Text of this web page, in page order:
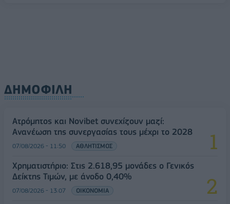
ΔΗΜΟΦΙΛΗ
Ατρόμητος και Novibet συνεχίζουν μαζί:
Ανανέωση της συνεργασίας τους μέχρι το 2028
07/08/2026 - 11:50 ΑΘΛΗΤΙΣΜΟΣ
Χρηματιστήριο: Στις 2.618,95 μονάδες ο Γενικός
Δείκτης Τιμών, με άνοδο 0,40%
07/08/2026 - 13:07 ΟΙΚΟΝΟΜΙΑ